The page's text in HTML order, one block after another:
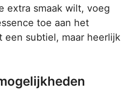
extra smaak wilt, voeg
toe aan het
een subtiel, maar heerlijk